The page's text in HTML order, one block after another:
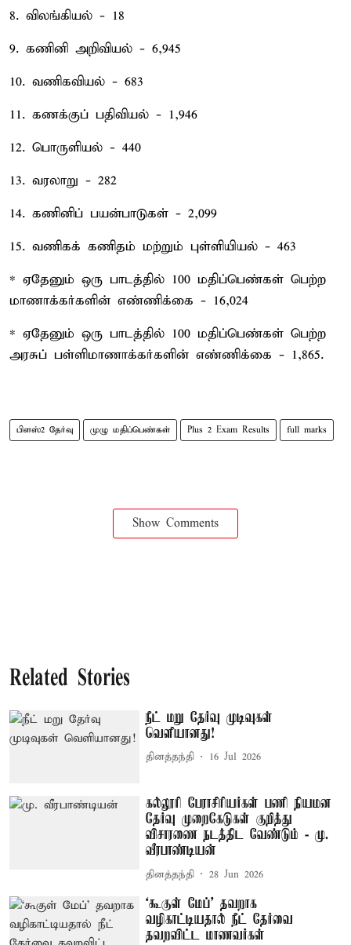
8. விலங்கியல் - 18
9. கணினி அறிவியல் - 6,945
10. வணிகவியல் - 683
11. கணக்குப் பதிவியல் - 1,946
12. பொருளியல் - 440
13. வரலாறு - 282
14. கணினிப் பயன்பாடுகள் - 2,099
15. வணிகக் கணிதம் மற்றும் புள்ளியியல் - 463
* ஏதேனும் ஒரு பாடத்தில் 100 மதிப்பெண்கள் பெற்ற
மாணாக்கர்களின் எண்ணிக்கை - 16,024
* ஏதேனும் ஒரு பாடத்தில் 100 மதிப்பெண்கள் பெற்ற
அரசுப் பள்ளிமாணாக்கர்களின் எண்ணிக்கை - 1,865.
பிளஸ்2 தேர்வு முழு மதிப்பெண்கள் Plus 2 Exam Results full marks
Show Comments
Related Stories
நீட் மறு தேர்வு முடிவுகள்
வெளியானது!
தினத்தந்தி 16 Jul 2026
கல்லூரி பேராசிரியர்கள் பணி நியமன
தேர்வு முறைகேடுகள் குறித்து
விசாரணை நடத்திட வேண்டும் - மு.
வீரபாண்டியன்
தினத்தந்தி 28 Jun 2026
‘கூகுள் மேப்’ தவறாக
வழிகாட்டியதால் நீட் தேர்வை
தவறவிட்ட மாணவர்கள்